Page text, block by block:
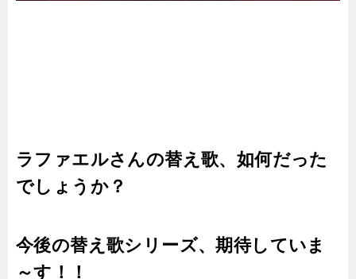
ラファエルさんの替え歌、如何だった
でしょうか？
今後の替え歌シリーズ、期待していま
～す！！